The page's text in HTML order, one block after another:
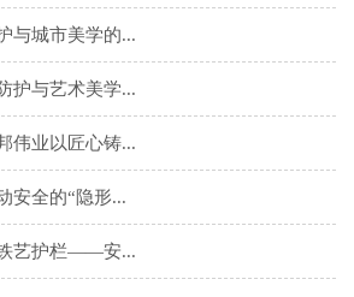
护与艺术美学...
伟业以匠心铸...
安全的“隐形...
艺护栏——安...
栅：以创新工...